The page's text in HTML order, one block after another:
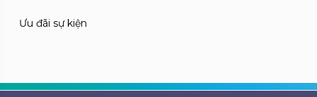
Ưu đãi sự kiện